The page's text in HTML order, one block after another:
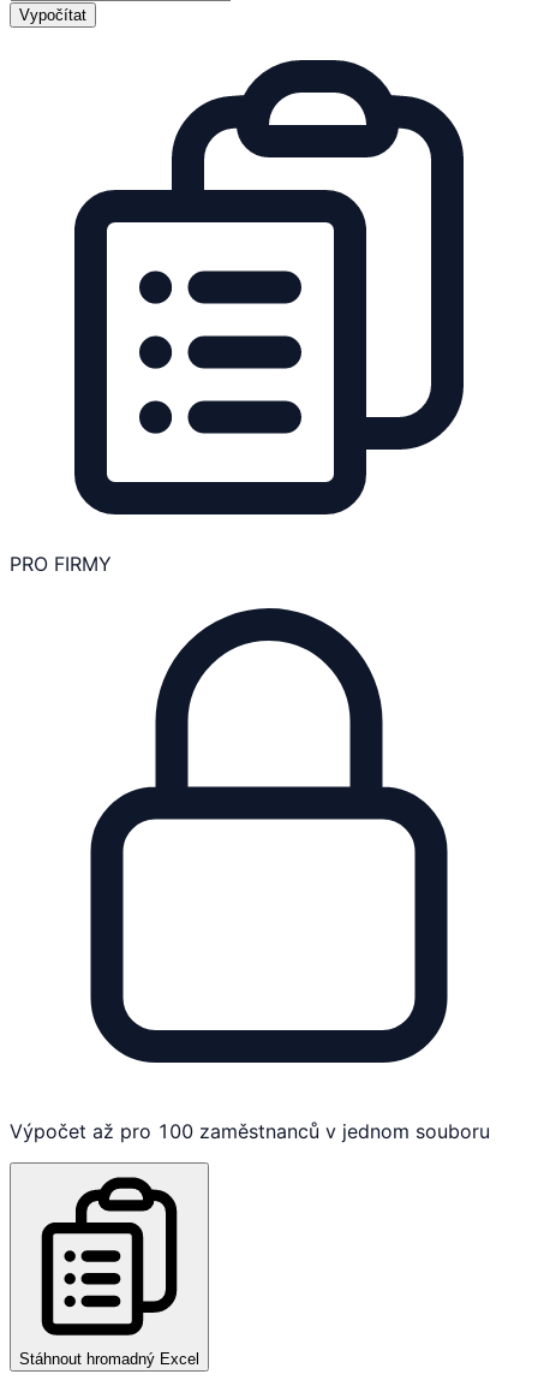
Vypočítat
PRO FIRMY
Výpočet až pro 100 zaměstnanců v jednom souboru
Stáhnout hromadný Excel